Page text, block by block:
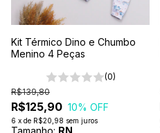
Kit Térmico Dino e Chumbo
Menino 4 Peças
(0)
R$125,90
R$139,80
10% OFF
6 x de R$20,98 sem juros